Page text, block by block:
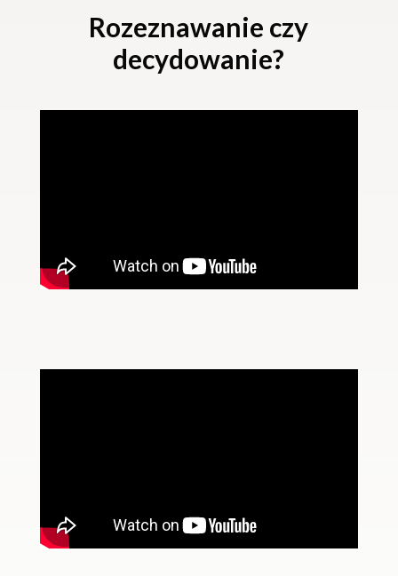
Rozeznawanie czy
decydowanie?